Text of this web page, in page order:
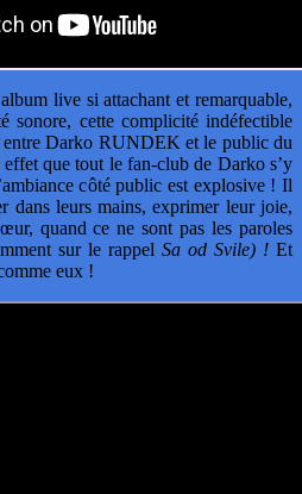
live si attachant et remarquable,
sonore, cette complicité indéfectible
entre Darko RUNDEK et le public du
que tout le fan-club de Darko s’y
côté public est explosive ! Il
dans leurs mains, exprimer leur joie,
quand ce ne sont pas les paroles
sur le rappel Sa od Svile) ! Et
eux !